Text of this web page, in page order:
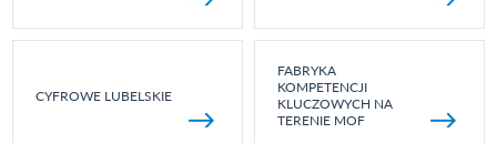
CYFROWE LUBELSKIE
FABRYKA
KOMPETENCJI
KLUCZOWYCH NA
TERENIE MOF